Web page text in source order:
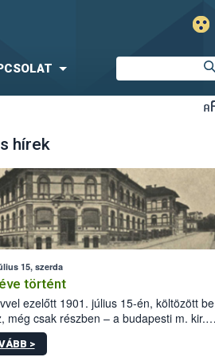
hírek
15, szerda
történt
ezelőtt 1901. július 15-én, költözött be
még csak részben – a budapesti m. kir.
állomás a Kis Rókus utca
alatti, Czigler Győző által tervezett új
>